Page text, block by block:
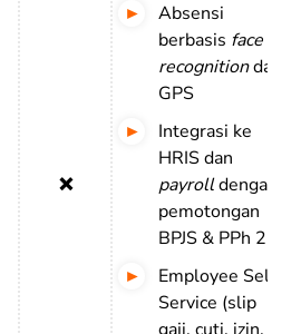
❌
Absensi
berbasis face
recognitiondan
GPS
Integrasi ke
HRIS dan
payrolldengan
pemotongan
BPJS & PPh 21
Employee Self-
Service (slip